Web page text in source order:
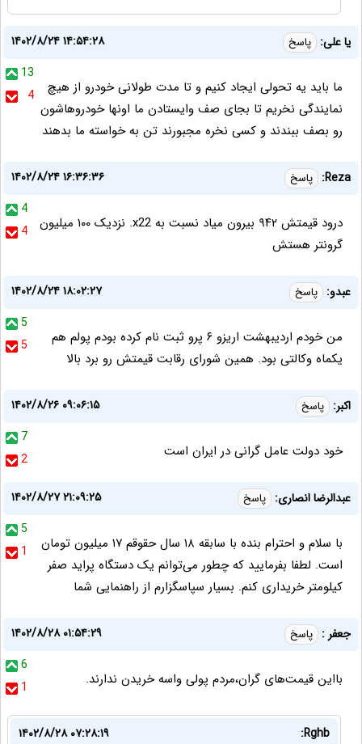
یا علی: پاسخ
۱۴۰۲/۸/۲۴ ۱۴:۵۴:۲۸
13
4
ما باید یه تحولی ایجاد کنیم و تا مدت طولانی خودرو از هیچ
نمایندگی نخریم تا بجای صف وایستادن ما اونها خودروهاشون
رو بصف ببندند و کسی نخره مجبورند تن به خواسته ما بدهند
Reza: پاسخ
۱۴۰۲/۸/۲۴ ۱۶:۳۶:۳۶
4
4
درود قیمتش ۹۴۲ بیرون میاد نسبت به x22. نزدیک ۱۰۰ میلیون
گرونتر هستش
عبدو: پاسخ
۱۴۰۲/۸/۲۴ ۱۸:۰۲:۲۷
5
5
من خودم اردیبهشت اریزو ۶ پرو ثبت نام کرده بودم پولم هم
یکماه وکالتی بود. همین شورای رقابت قیمتش رو برد بالا
اکبر: پاسخ
۱۴۰۲/۸/۲۶ ۰۹:۰۶:۱۵
7
2
خود دولت عامل گرانی در ایران است
عبدالرضا انصاری: پاسخ
۱۴۰۲/۸/۲۷ ۲۱:۰۹:۲۵
5
1
با سلام و احترام بنده با سابقه ۱۸ سال حقوقم ۱۷ میلیون تومان
است. لطفا بفرمایید که چطور می‌توانم یک دستگاه پراید صفر
کیلومتر خریداری کنم. بسیار سپاسگزارم از راهنمایی شما
جعفر : پاسخ
۱۴۰۲/۸/۲۸ ۰۱:۵۴:۲۹
6
1
بااین قیمت‌های گران،مردم پولی واسه خریدن ندارند.
Rghb:
۱۴۰۲/۸/۲۸ ۰۷:۲۸:۱۹